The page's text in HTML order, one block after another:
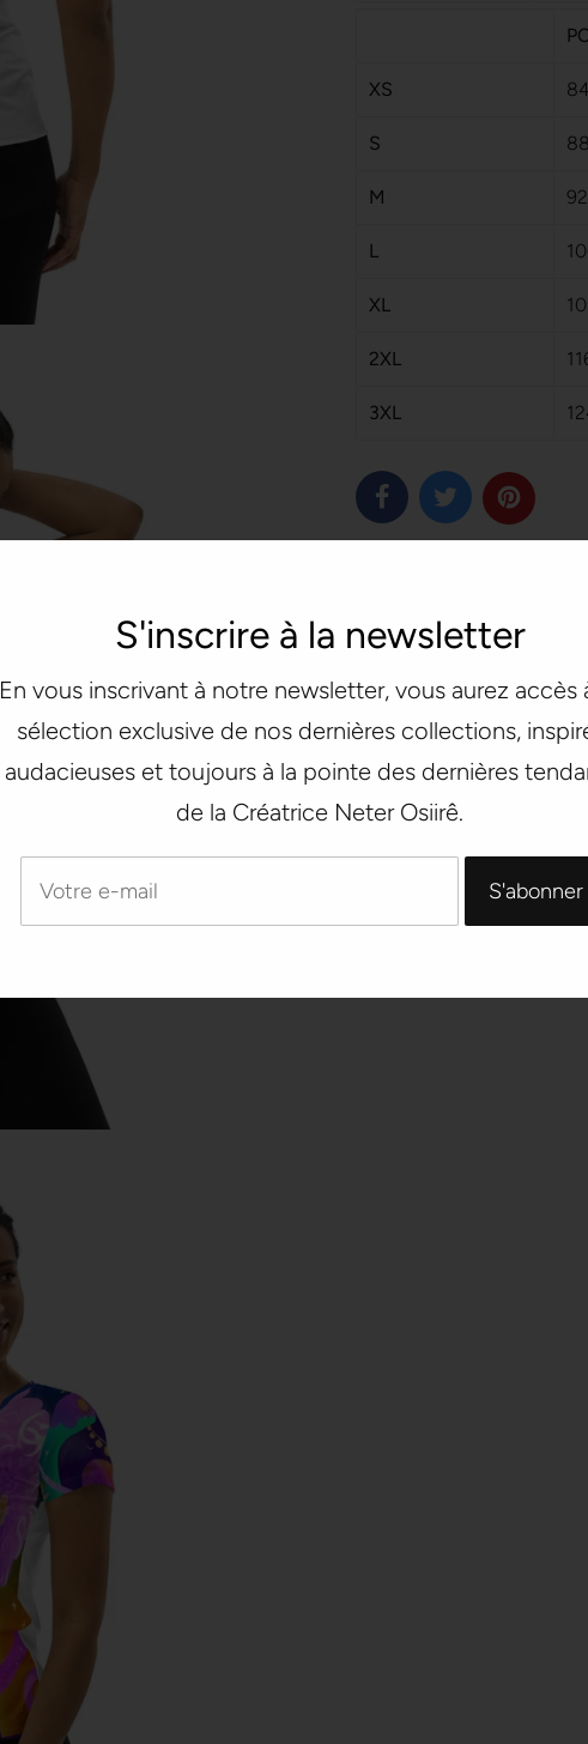
S'inscrire à la newsletter
En vous inscrivant à notre newsletter, vous aurez accès
sélection exclusive de nos dernières collections,
audacieuses et toujours à la pointe des dernières
de la Créatrice Neter Osiirê.
XS 84
S 88
M 92
L
XL
2XL
3XL